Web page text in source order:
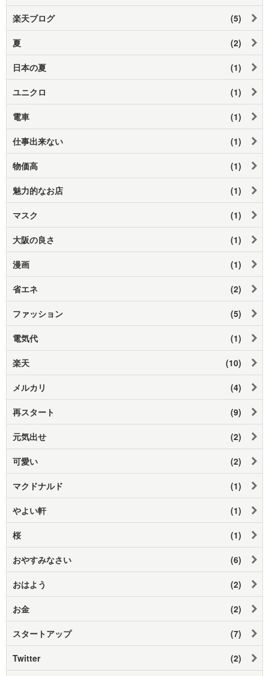
楽天ブログ (5)
夏 (2)
日本の夏 (1)
ユニクロ (1)
電車 (1)
仕事出来ない (1)
物価高 (1)
魅力的なお店 (1)
マスク (1)
大阪の良さ (1)
漫画 (1)
省エネ (2)
ファッション (5)
電気代 (1)
楽天 (10)
メルカリ (4)
再スタート (9)
元気出せ (2)
可愛い (2)
マクドナルド (1)
やよい軒 (1)
桜 (1)
おやすみなさい (6)
おはよう (2)
お金 (2)
スタートアップ (7)
Twitter (2)